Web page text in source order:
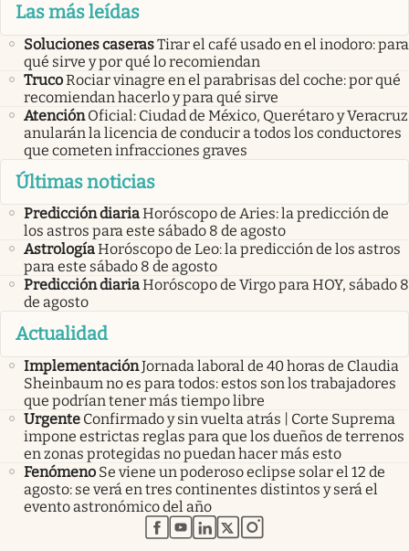
Las más leídas
Soluciones caserasTirar el café usado en el inodoro: para
qué sirve y por qué lo recomiendan
TrucoRociar vinagre en el parabrisas del coche: por qué
recomiendan hacerlo y para qué sirve
Atención Oficial: Ciudad de México, Querétaro y Veracruz
anularán la licencia de conducir a todos los conductores
que cometen infracciones graves
Últimas noticias
Predicción diariaHoróscopo de Aries: la predicción de
los astros para este sábado 8 de agosto
AstrologíaHoróscopo de Leo: la predicción de los astros
para este sábado 8 de agosto
Predicción diariaHoróscopo de Virgo para HOY, sábado 8
de agosto
Actualidad
ImplementaciónJornada laboral de 40 horas de Claudia
Sheinbaum no es para todos: estos son los trabajadores
que podrían tener más tiempo libre
Urgente Confirmado y sin vuelta atrás | Corte Suprema
impone estrictas reglas para que los dueños de terrenos
en zonas protegidas no puedan hacer más esto
Fenómeno Se viene un poderoso eclipse solar el 12 de
agosto: se verá en tres continentes distintos y será el
evento astronómico del año
abre en nueva pestaña
abre en nueva pestaña
abre en nueva pestaña
abre en nueva pestaña
abre en nueva pestaña